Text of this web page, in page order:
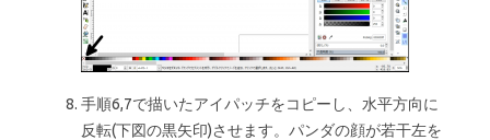
手順6,7で描いたアイパッチをコピーし、水平方向に
反転(下図の黒矢印)させます。パンダの顔が若干左を